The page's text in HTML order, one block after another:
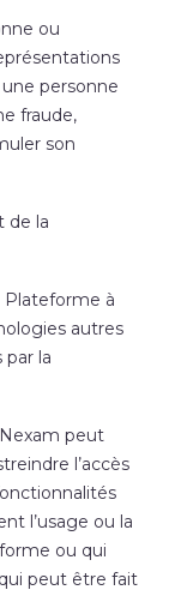
ou
personne
fraude,
son
de la
à
autres
par la
peut
l’accès
l’usage ou la
ou qui
peut être fait